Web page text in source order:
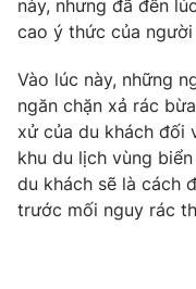
Liên hệ tòa soạn
THỜI BÁO VTV
này, nhưng đã đến
cao ý thức của
Vào lúc này, những
ngăn chặn xả rác
xử của du khách đối
khu du lịch vùng
du khách sẽ là cách
trước mối nguy rác